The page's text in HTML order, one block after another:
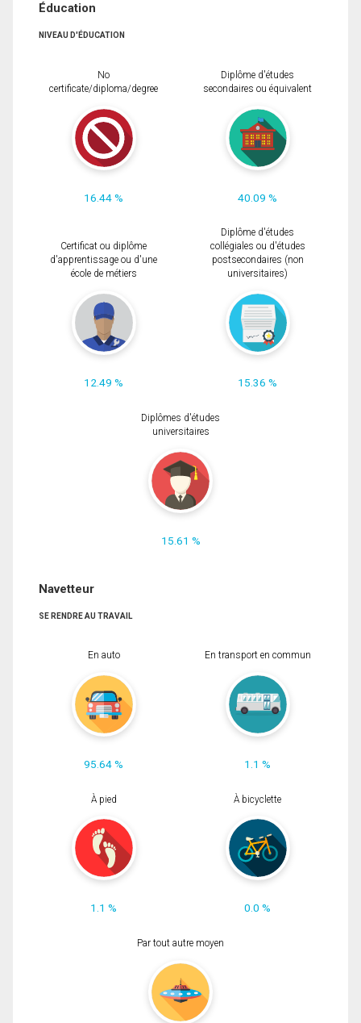
Éducation
NIVEAU D'ÉDUCATION
No
certificate/diploma/degree
16.44 %
Diplôme d'études
secondaires ou équivalent
40.09 %
Certificat ou diplôme
d'apprentissage ou d'une
école de métiers
12.49 %
Diplôme d'études
collégiales ou d'études
postsecondaires (non
universitaires)
15.36 %
Diplômes d'études
universitaires
15.61 %
Navetteur
SE RENDRE AU TRAVAIL
En auto
95.64 %
En transport en commun
1.1 %
À pied
1.1 %
À bicyclette
0.0 %
Par tout autre moyen